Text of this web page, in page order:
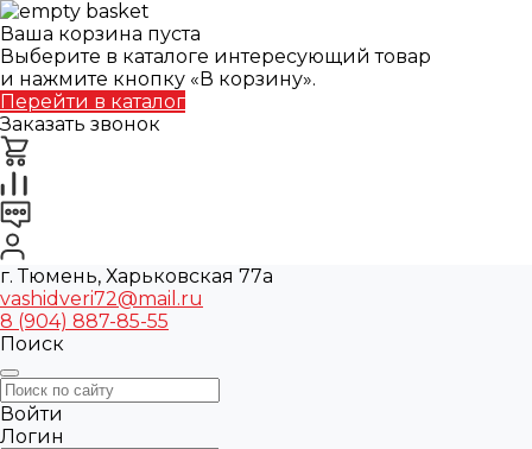
Ваша корзина пуста
Выберите в каталоге интересующий товар
и нажмите кнопку «В корзину».
Перейти в каталог
Заказать звонок
г. Тюмень, Харьковская 77а
vashidveri72@mail.ru
8 (904) 887-85-55
Поиск
Войти
Логин